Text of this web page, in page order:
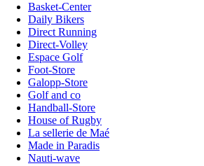
Basket-Center
Daily Bikers
Direct Running
Direct-Volley
Espace Golf
Foot-Store
Galopp-Store
Golf and co
Handball-Store
House of Rugby
La sellerie de Maé
Made in Paradis
Nauti-wave